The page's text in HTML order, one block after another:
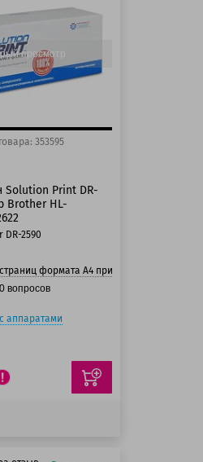
просмотр
353595
Solution Print DR-
Brother HL-
DR-2590
формата А4 при 5% заполнении
0 вопросов
аппаратами